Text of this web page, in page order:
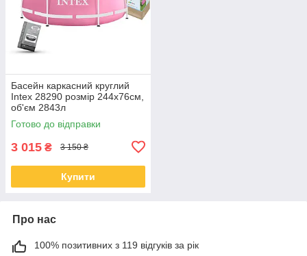
Басейн каркасний круглий
Intex 28290 розмір 244x76см,
об'єм 2843л
Готово до відправки
3 015 ₴ 3 150 ₴
Купити
Про нас
100% позитивних з 119 відгуків за рік